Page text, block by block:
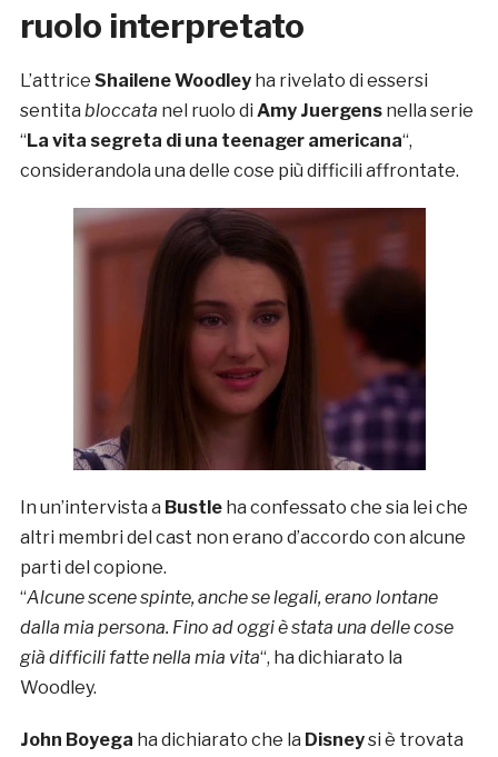
ruolo interpretato
L’attrice Shailene Woodleyha rivelato di essersi
sentita bloccata nel ruolo di Amy Juergens nella serie
“La vita segreta di una teenager americana“,
considerandola una delle cose più difficili affrontate.
In un’intervista a Bustleha confessato che sia lei che
altri membri del cast non erano d’accordo con alcune
parti del copione.
“Alcune scene spinte, anche se legali, erano lontane
dalla mia persona. Fino ad oggi è stata una delle cose
già difficili fatte nella mia vita“, ha dichiarato la
Woodley.
John Boyega ha dichiarato che la Disneysi è trovata